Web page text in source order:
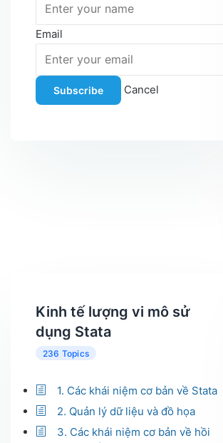
Email
Subscribe Cancel
Kinh tế lượng vi mô sử
dụng Stata
236 Topics
1. Các khái niệm cơ bản về Stata
2. Quản lý dữ liệu và đồ họa
3. Các khái niệm cơ bản về hồi